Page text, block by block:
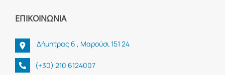
ΕΠΙΚΟΙΝΩΝΊΑ
Δήμητρας 6 , Μαρούσι 151 24
(+30) 210 6124007